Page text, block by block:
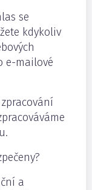
se
kdykoliv
e-mailové
a